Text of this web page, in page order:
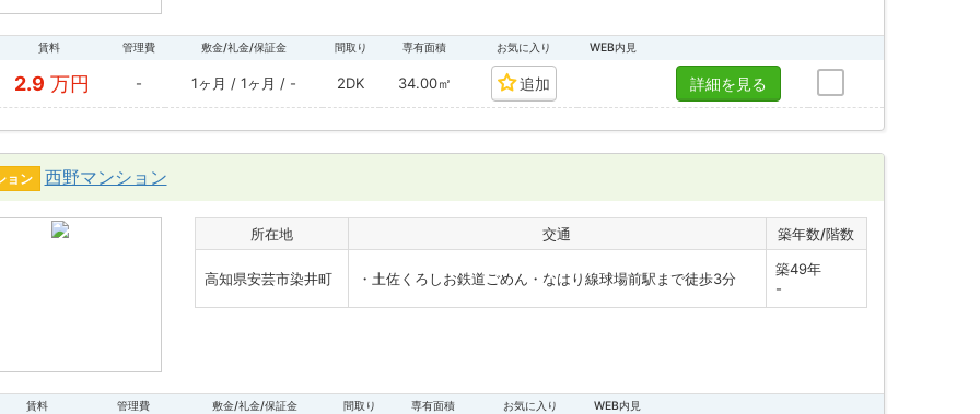
賃料 管理費 敷金/礼金/保証金 間取り 専有面積 お気に入り WEB内見
2.9 万円 - 1ヶ月 / 1ヶ月 / - 2DK 34.00㎡ 追加 詳細を見る
ョン 西野マンション
所在地 交通 築年数/階数
高知県安芸市染井町 ・土佐くろしお鉄道ごめん・なはり線球場前駅まで徒歩3分
築49年
-
賃料 管理費 敷金/礼金/保証金 間取り 専有面積 お気に入り WEB内見